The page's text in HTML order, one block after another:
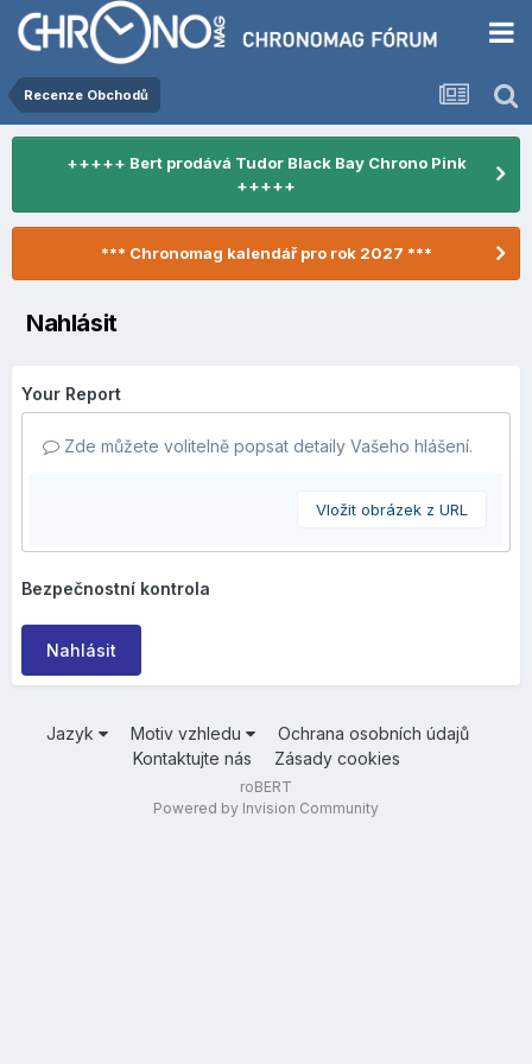
Recenze Obchodů
+++++ Bert prodává Tudor Black Bay Chrono Pink
+++++
*** Chronomag kalendář pro rok 2027 ***
Nahlásit
Your Report
Zde můžete volitelně popsat detaily Vašeho hlášení.
Vložit obrázek z URL
Bezpečnostní kontrola
Nahlásit
Jazyk Motiv vzhledu
Ochrana osobních údajů
Kontaktujte nás
Zásady cookies
roBERT
Powered by Invision Community